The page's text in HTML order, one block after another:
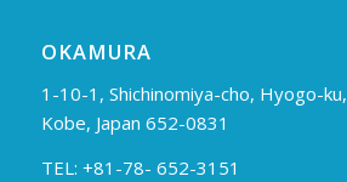
OKAMURA
1-10-1, Shichinomiya-cho, Hyogo-ku,
Kobe, Japan 652-0831
TEL: +81-78- 652-3151